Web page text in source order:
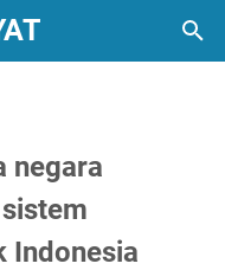
negara
Indonesia